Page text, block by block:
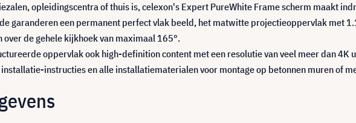
opleidingscentra of thuis is, celexon's Expert PureWhite Frame scherm maakt
garanderen een permanent perfect vlak beeld, het matwitte projectieoppervlak met
de gehele kijkhoek van maximaal 165°.
oppervlak ook high-definition content met een resolutie van veel meer dan 4K
instructies en alle installatiematerialen voor montage op betonnen muren of